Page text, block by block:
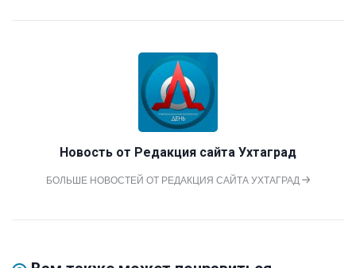
Новость от Редакция сайта Ухтаград
БОЛЬШЕ НОВОСТЕЙ ОТ РЕДАКЦИЯ САЙТА УХТАГРАД